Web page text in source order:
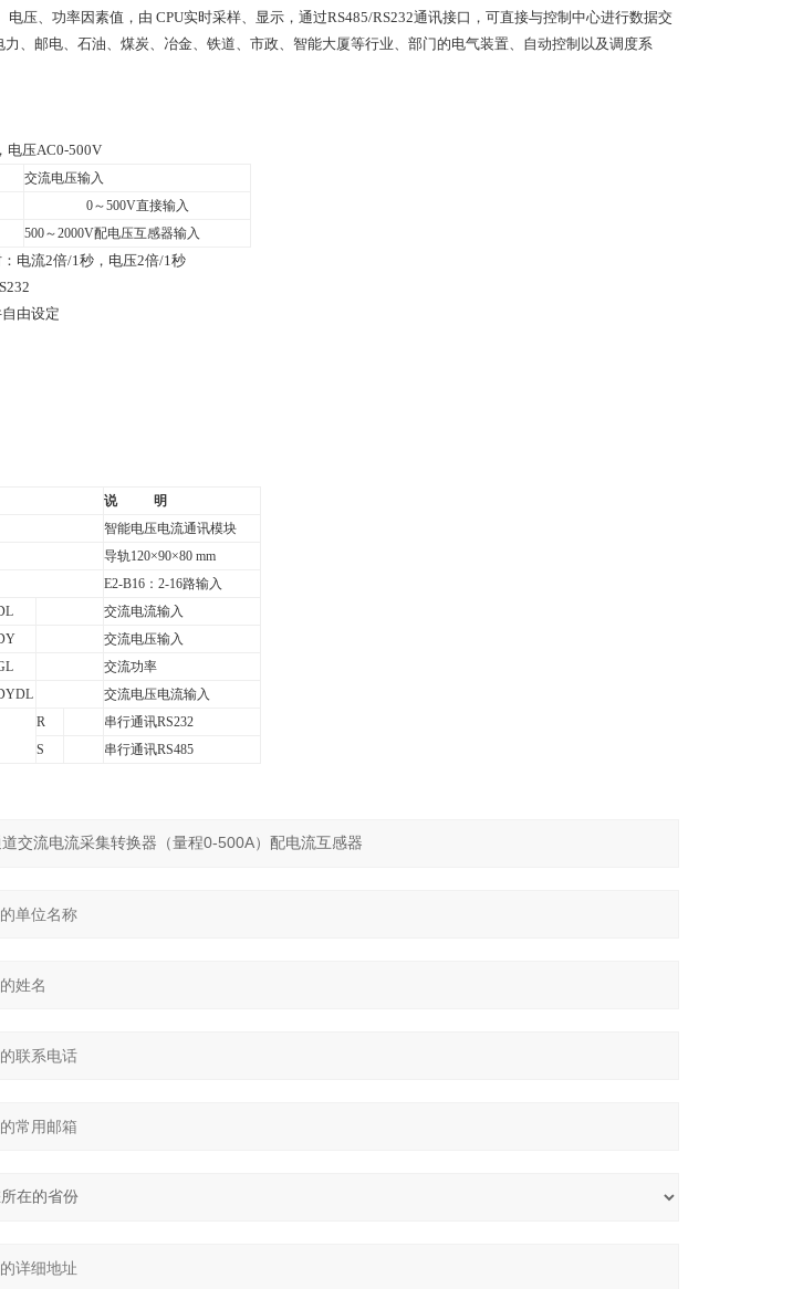
电压、功率因素值，由 CPU实时采样、显示，通过RS485/RS232通讯接口，可直接与控制中心进行数据交
、邮电、石油、煤炭、冶金、铁道、市政、智能大厦等行业、部门的电气装置、自动控制以及调度系
电压AC0-500V
交流电压输入
0～500V直接输入
500～2000V配电压互感器输入
电流2倍/1秒，电压2倍/1秒
由设定
说
明
智能电压电流通讯模块
导轨120×90×80 mm
E2-B16 ：2-16路输入
交流电流输入
交流电压输入
交流功率
交流电压电流输入
R
串行通讯RS232
S
串行通讯RS485